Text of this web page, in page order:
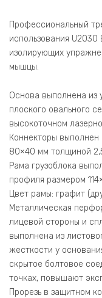
Профессиональный
использования
изолирующих
мышцы.
Основа выполнена из
плоского овального
высокоточном
Коннекторы выполнен
80×40 мм толщиной
Рама грузоблока
профиля размером
Цвет рамы: графит
Металлическая
лицевой стороны и
выполнена из
жесткости у
скрытое болтовое
точках, повышают
Прорезь в защитном